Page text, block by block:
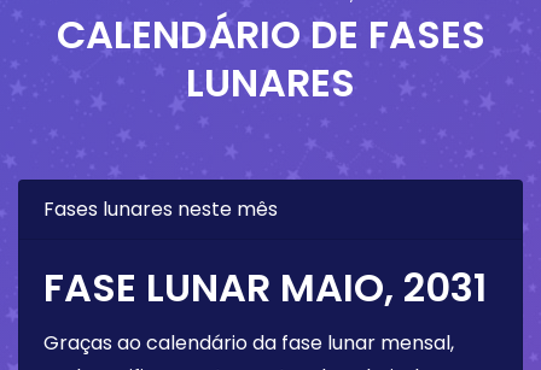
CALENDÁRIO DE FASES
LUNARES
Fases lunares neste mês
FASE LUNAR MAIO, 2031
Graças ao calendário da fase lunar mensal,